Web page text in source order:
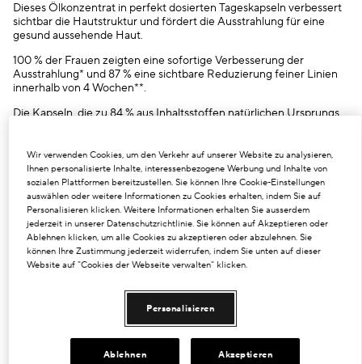
Dieses Ölkonzentrat in perfekt dosierten Tageskapseln verbessert
sichtbar die Hautstruktur und fördert die Ausstrahlung für eine
gesund aussehende Haut.
100 % der Frauen zeigten eine sofortige Verbesserung der
Ausstrahlung* und 87 % eine sichtbare Reduzierung feiner Linien
innerhalb von 4 Wochen**.
Die Kapseln, die zu 84 % aus Inhaltsstoffen natürlichen Ursprungs
sichtbar das Erscheinungsbild feiner Linien, verbessern das
Strahlen der Haut und schützen die Haut vor Umwelteinflüssen.
*Klinische Tests an 29 Frauen, unmittelbar nach einmaliger
Anwendung.
**Klinische Tests mit 29 Frauen nach 4-wöchiger Anwendung des
Produkts, 2x/Tag.
***Gemäß der ISO-Norm 16128 aus pflanzlichen Quellen,
mineralischen Quellen ohne Erdöl und/oder Wasser.
Feine Linien und Fältchen
Nachgewiesene Ergebnisse
Wir verwenden Cookies, um den Verkehr auf unserer Website zu analysieren,
Ihnen personalisierte Inhalte, interessenbezogene Werbung und Inhalte von
sozialen Plattformen bereitzustellen. Sie können Ihre Cookie-Einstellungen
auswählen oder weitere Informationen zu Cookies erhalten, indem Sie auf
Personalisieren klicken. Weitere Informationen erhalten Sie ausserdem
jederzeit in unserer Datenschutzrichtlinie. Sie können auf Akzeptieren oder
Ablehnen klicken, um alle Cookies zu akzeptieren oder abzulehnen. Sie
können Ihre Zustimmung jederzeit widerrufen, indem Sie unten auf dieser
Website auf "Cookies der Webseite verwalten" klicken.
Personalisieren
Ablehnen Akzeptieren